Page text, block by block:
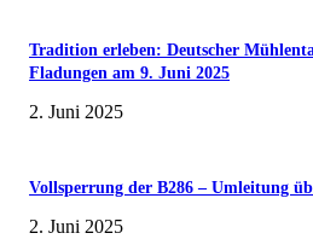
Tradition erleben: Deutscher
Fladungen am 9. Juni 2025
2. Juni 2025
Vollsperrung der B286 – Umleitung
2. Juni 2025